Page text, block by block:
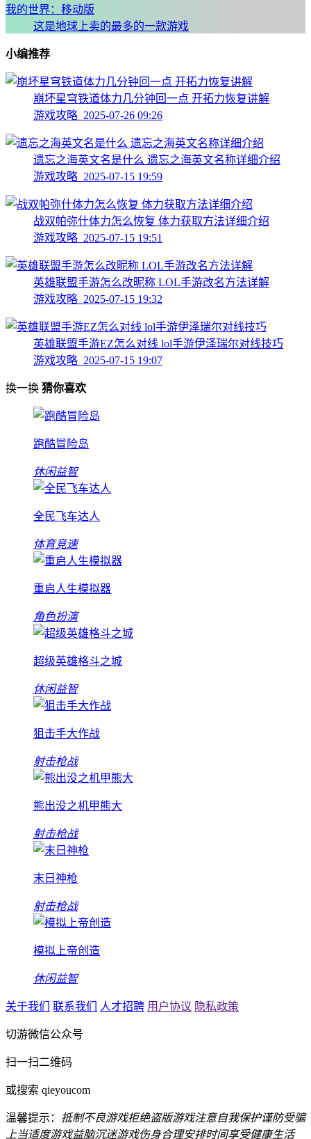
我的世界：移动版
这是地球上卖的最多的一款游戏
小编推荐
崩坏星穹铁道体力几分钟回一点 开拓力恢复讲解
游戏攻略 2025-07-26 09:26
遗忘之海英文名是什么 遗忘之海英文名称详细介绍
游戏攻略 2025-07-15 19:59
战双帕弥什体力怎么恢复 体力获取方法详细介绍
游戏攻略 2025-07-15 19:51
英雄联盟手游怎么改昵称 LOL手游改名方法详解
游戏攻略 2025-07-15 19:32
英雄联盟手游EZ怎么对线 lol手游伊泽瑞尔对线技巧
游戏攻略 2025-07-15 19:07
换一换 猜你喜欢
跑酷冒险岛
休闲益智
全民飞车达人
体育竞速
重启人生模拟器
角色扮演
超级英雄格斗之城
休闲益智
狙击手大作战
射击枪战
熊出没之机甲熊大
射击枪战
末日神枪
射击枪战
模拟上帝创造
休闲益智
关于我们 联系我们 人才招聘 用户协议 隐私政策
切游微信公众号
扫一扫二维码
或搜索 qieyoucom
温馨提示： 抵制不良游戏拒绝盗版游戏注意自我保护谨防受骗
上当适度游戏益脑沉迷游戏伤身合理安排时间享受健康生活